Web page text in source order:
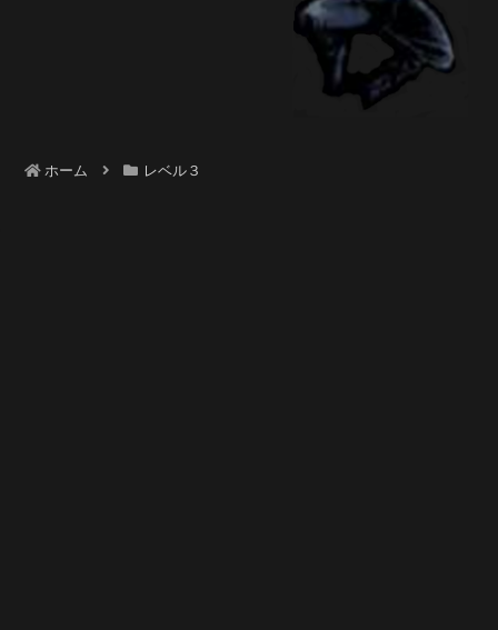
ホーム レベル３